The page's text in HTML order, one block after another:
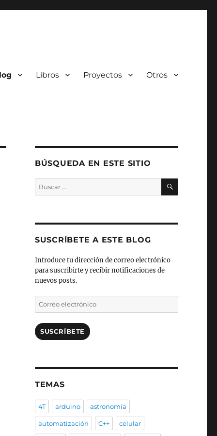
Libros Proyectos Otros
BÚSQUEDA EN ESTE SITIO
Buscar
por:
BUSCAR
SUSCRÍBETE A ESTE BLOG
Introduce tu dirección de correo electrónico
para suscribirte y recibir notificaciones de
nuevos posts.
Correo
electrónico
SUSCRÍBETE
TEMAS
4T arduino astronomía
automatización C++ celular